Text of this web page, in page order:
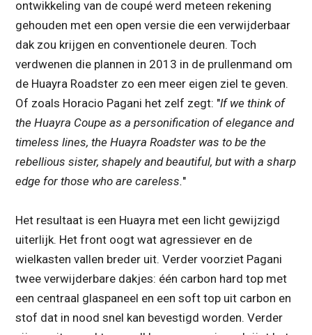
ontwikkeling van de coupé werd meteen rekening
gehouden met een open versie die een verwijderbaar
dak zou krijgen en conventionele deuren. Toch
verdwenen die plannen in 2013 in de prullenmand om
de Huayra Roadster zo een meer eigen ziel te geven.
Of zoals Horacio Pagani het zelf zegt: "If we think of
the Huayra Coupe as a personification of elegance and
timeless lines, the Huayra Roadster was to be the
rebellious sister, shapely and beautiful, but with a sharp
edge for those who are careless."
Het resultaat is een Huayra met een licht gewijzigd
uiterlijk. Het front oogt wat agressiever en de
wielkasten vallen breder uit. Verder voorziet Pagani
twee verwijderbare dakjes: één carbon hard top met
een centraal glaspaneel en een soft top uit carbon en
stof dat in nood snel kan bevestigd worden. Verder